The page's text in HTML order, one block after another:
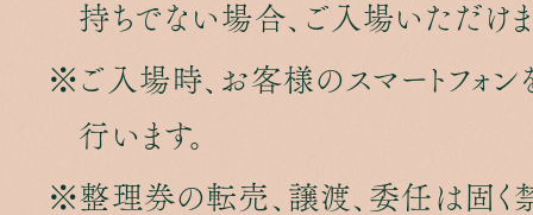
持ちでない場合、ご入場いただけ
ご入場時、お客様のスマートフォ
行います。
整理券の転売、譲渡、委任は固く